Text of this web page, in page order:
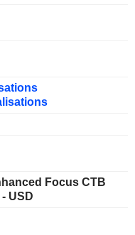
Focus CTB
USD